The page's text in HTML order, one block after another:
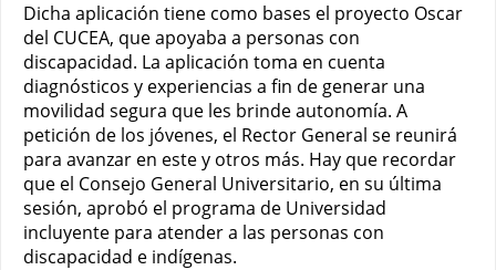
Dicha aplicación tiene como bases el proyecto Oscar
del CUCEA, que apoyaba a personas con
discapacidad. La aplicación toma en cuenta
diagnósticos y experiencias a fin de generar una
movilidad segura que les brinde autonomía. A
petición de los jóvenes, el Rector General se reunirá
para avanzar en este y otros más. Hay que recordar
que el Consejo General Universitario, en su última
sesión, aprobó el programa de Universidad
incluyente para atender a las personas con
discapacidad e indígenas.